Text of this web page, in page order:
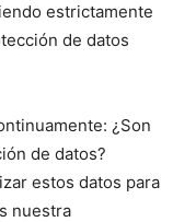
estrictamente
de datos
¿Son
de datos?
estos datos para
nuestra